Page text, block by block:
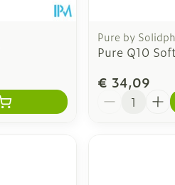
Pure by
Pure Q10
€ 34,09
Aantal